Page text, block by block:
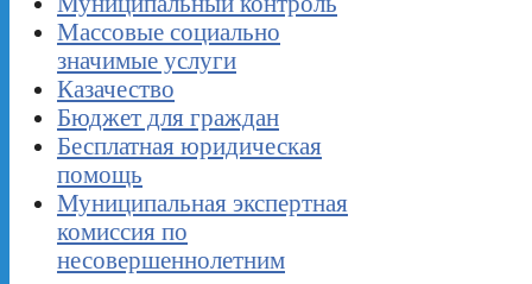
Массовые социально
значимые услуги
Казачество
Бюджет для граждан
Бесплатная юридическая
помощь
Муниципальная экспертная
комиссия по
несовершеннолетним